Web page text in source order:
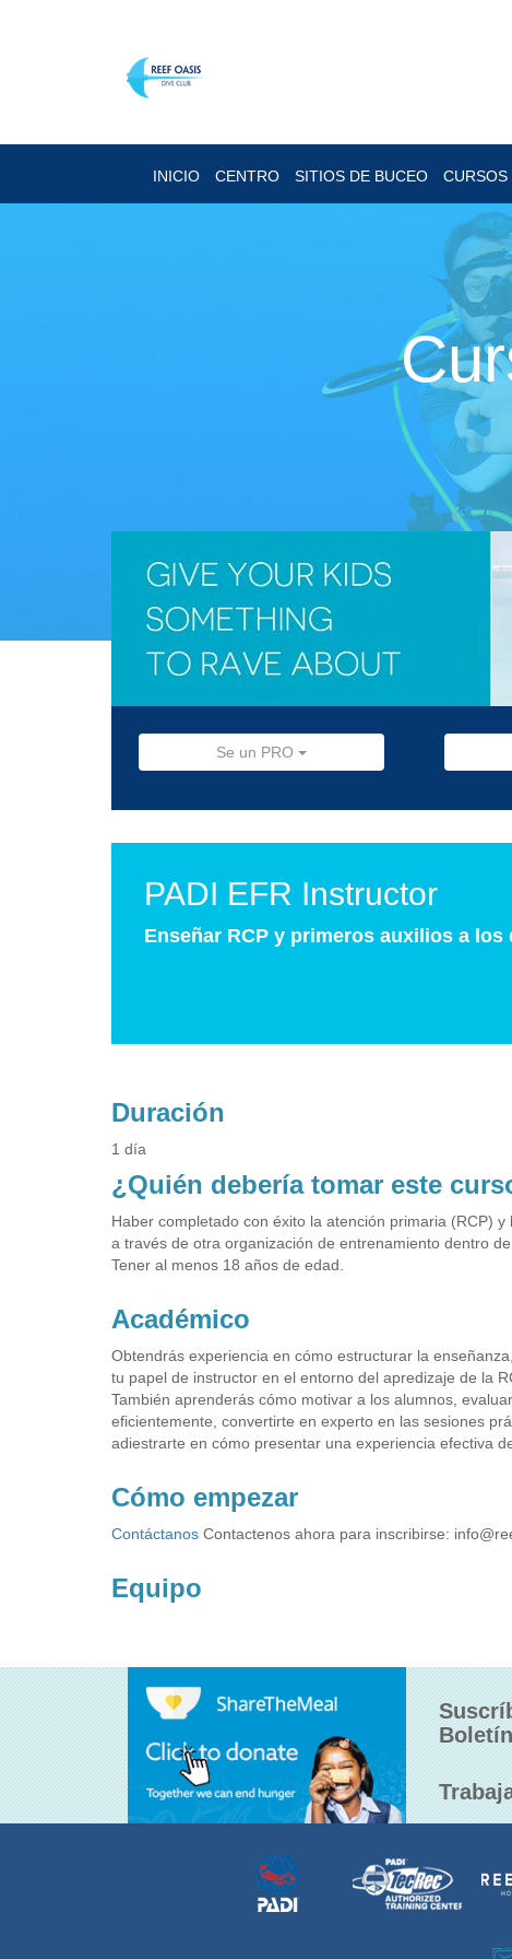
INICIO CENTRO SITIOS DE BUCEO CURSOS
Se un PRO
PADI EFR Instructor
Enseñar RCP y primeros auxilios a
Duración
1 día
¿Quién debería tomar este
Haber completado con éxito la atención primaria (RCP)
a través de otra organización de entrenamiento dentro
Tener al menos 18 años de edad.
Académico
Obtendrás experiencia en cómo estructurar la
tu papel de instructor en el entorno del apredizaje de la
También aprenderás cómo motivar a los alumnos,
eficientemente, convertirte en experto en las sesiones
adiestrarte en cómo presentar una experiencia efectiva
Cómo empezar
Contáctanos Contactenos ahora para inscribirse:
Equipo
Boletín